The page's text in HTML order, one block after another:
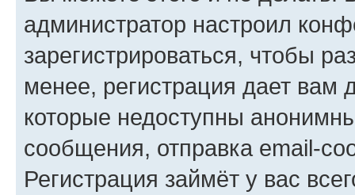
администратор настроил
зарегистрироваться, чтобы
менее, регистрация дает вам
которые недоступны
сообщения, отправка email-
Регистрация займёт у вас